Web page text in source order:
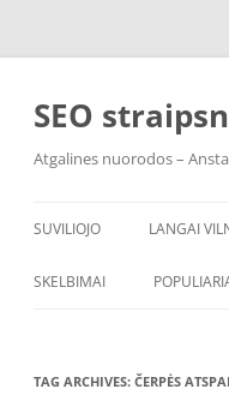
Skip
SEO
Atgalines nuorodos –
SUVILIOJO LANGAI
SKELBIMAI
TAG ARCHIVES: ČERPĖS